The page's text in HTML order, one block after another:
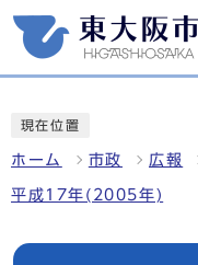
現在位置
ホーム 市政 広報
平成17年(2005年)